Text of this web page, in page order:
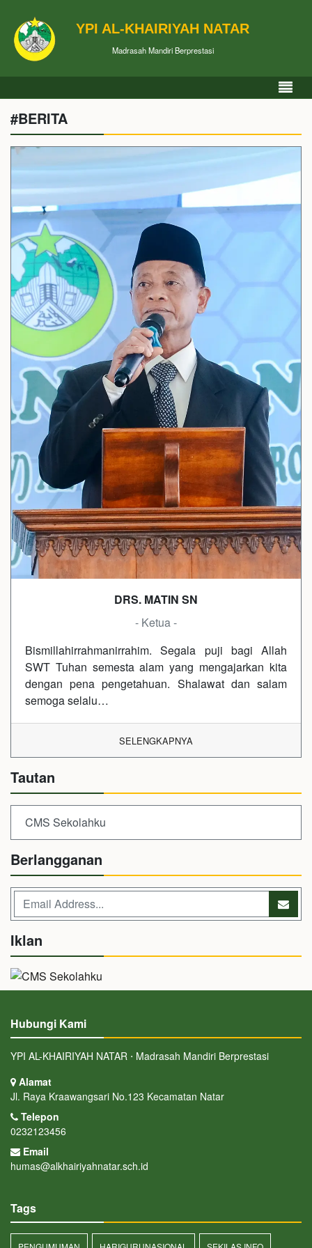
YPI AL-KHAIRIYAH NATAR
Madrasah Mandiri Berprestasi
#BERITA
DRS. MATIN SN
- Ketua -
Bismillahirrahmanirrahim. Segala puji bagi Allah
SWT Tuhan semesta alam yang mengajarkan kita
dengan pena pengetahuan. Shalawat dan salam
semoga selalu…
SELENGKAPNYA
Tautan
CMS Sekolahku
Berlangganan
Iklan
Hubungi Kami
YPI AL-KHAIRIYAH NATAR ⋅ Madrasah Mandiri Berprestasi
Alamat
Jl. Raya Kraawangsari No.123 Kecamatan Natar
Telepon
0232123456
Email
humas@alkhairiyahnatar.sch.id
Tags